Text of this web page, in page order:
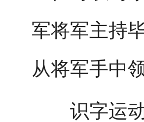
军将军主持
从将军手中
识字运动